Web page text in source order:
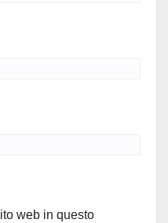
web in questo